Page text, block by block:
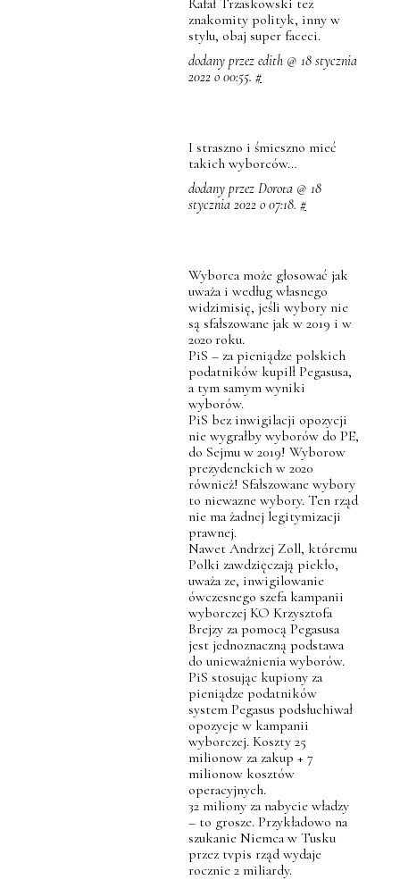
znakomity polityk, inny w
stylu, obaj super faceci.
dodany przez edith @ 18 stycznia
2022 o 00:55.#
I straszno i śmieszno mieć
takich wyborców…
dodany przez Dorota @ 18
stycznia 2022 o 07:18.#
Wyborca może głosować jak
uważa i według własnego
widzimisię, jeśli wybory nie
są sfałszowane jak w 2019 i w
2020 roku.
PiS – za pieniądze polskich
podatników kupilł Pegasusa,
a tym samym wyniki
wyborów.
PiS bez inwigilacji opozycji
nie wygrałby wyborów do PE,
do Sejmu w 2019! Wyborow
prezydenckich w 2020
również! Sfałszowane wybory
to niewazne wybory. Ten rząd
nie ma żadnej legitymizacji
prawnej.
Nawet Andrzej Zoll, któremu
Polki zawdzięczają piekło,
uważa ze, inwigilowanie
ówczesnego szefa kampanii
wyborczej KO Krzysztofa
Brejzy za pomocą Pegasusa
jest jednoznaczną podstawa
do unieważnienia wyborów.
PiS stosując kupiony za
pieniądze podatników
system Pegasus podsłuchiwał
opozycje w kampanii
wyborczej. Koszty 25
milionow za zakup + 7
milionow kosztów
operacyjnych.
32 miliony za nabycie władzy
– to grosze. Przykładowo na
szukanie Niemca w Tusku
przez tvpis rząd wydaje
rocznie 2 miliardy.